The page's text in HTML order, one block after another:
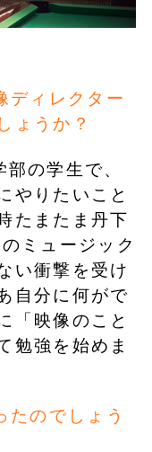
ディレクター
ょうか？
の学生で、
やりたいこと
たまたま丹下
ミュージック
い衝撃を受け
自分に何がで
「映像のこと
勉強を始めま
たのでしょう